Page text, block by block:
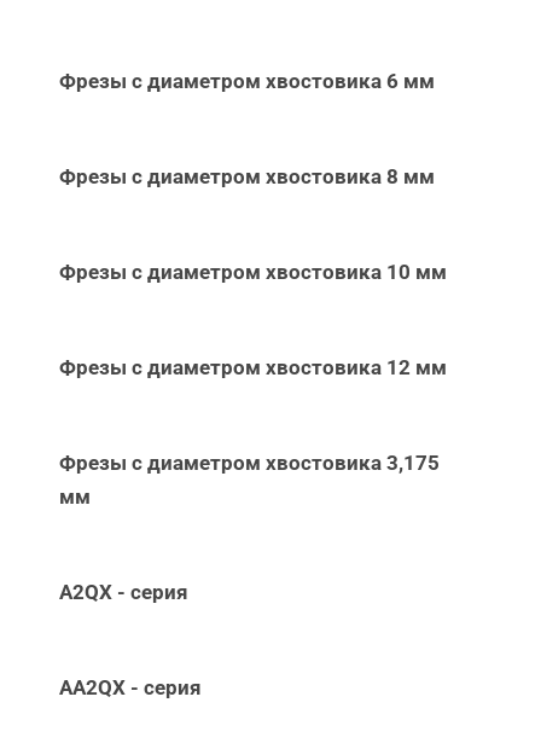
Фрезы с диаметром хвостовика 6 мм
Фрезы с диаметром хвостовика 8 мм
Фрезы с диаметром хвостовика 10 мм
Фрезы с диаметром хвостовика 12 мм
Фрезы с диаметром хвостовика 3,175
мм
A2QX - серия
AA2QX - серия